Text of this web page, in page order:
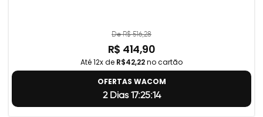
De R$ 516,28
R$ 414,90
Até 12x de R$42,22no cartão
OFERTAS WACOM
2 Dias 17:25:13